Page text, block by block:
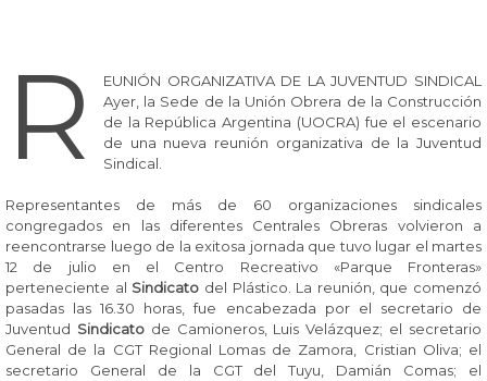
R
EUNIÓN ORGANIZATIVA DE LA JUVENTUD SINDICAL
Ayer, la Sede de la Unión Obrera de la Construcción
de la República Argentina (UOCRA) fue el escenario
de una nueva reunión organizativa de la Juventud
Sindical.
Representantes de más de 60 organizaciones sindicales
congregados en las diferentes Centrales Obreras volvieron a
reencontrarse luego de la exitosa jornada que tuvo lugar el martes
12 de julio en el Centro Recreativo «Parque Fronteras»
perteneciente al Sindicato del Plástico. La reunión, que comenzó
pasadas las 16.30 horas, fue encabezada por el secretario de
Juventud Sindicatode Camioneros, Luis Velázquez; el secretario
General de la CGT Regional Lomas de Zamora, Cristian Oliva; el
secretario General de la CGT del Tuyu, Damián Comas; el